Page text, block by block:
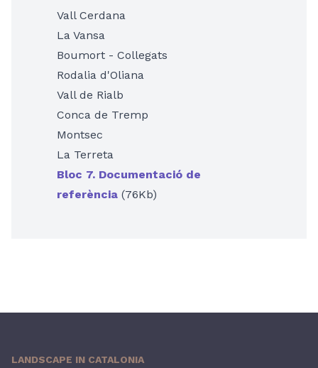
Vall Cerdana
La Vansa
Boumort - Collegats
Rodalia d'Oliana
Vall de Rialb
Conca de Tremp
Montsec
La Terreta
Bloc 7. Documentació de
referència (76Kb)
LANDSCAPE IN CATALONIA